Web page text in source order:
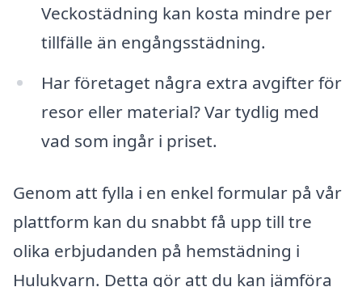
Veckostädning kan kosta mindre per
tillfälle än engångsstädning.
Har företaget några extra avgifter för
resor eller material? Var tydlig med
vad som ingår i priset.
Genom att fylla i en enkel formular på vår
plattform kan du snabbt få upp till tre
olika erbjudanden på hemstädning i
Hulukvarn. Detta gör att du kan jämföra